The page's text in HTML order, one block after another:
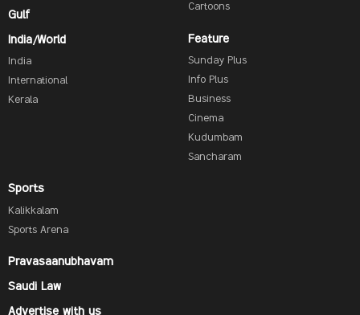
Gulf
India/World
India
International
Kerala
Cartoons
Feature
Sunday Plus
Info Plus
Business
Cinema
Kudumbam
Sancharam
Sports
Kalikkalam
Sports Arena
Pravasaanubhavam
Saudi Law
Advertise with us